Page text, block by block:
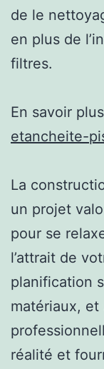
de le
en plus de
filtres.
En savoir
etancheite-
La
un projet
pour se
l’attrait de
planification
matériaux,
réalité et